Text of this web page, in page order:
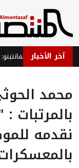
آخر الأخبار
يطالب بإقالة إنفانتينو:
محمد
بالمرتبات
نقدمه